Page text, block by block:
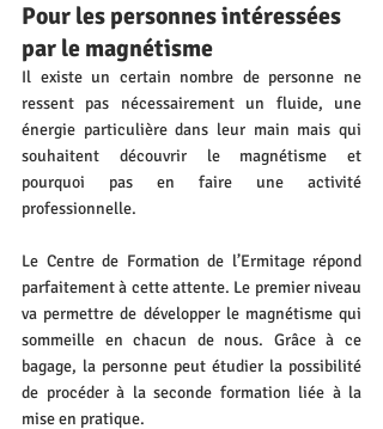
Pour les personnes intéressées
par le magnétisme
Il existe un certain nombre de personne ne
ressent pas nécessairement un fluide, une
énergie particulière dans leur main mais qui
souhaitent découvrir le magnétisme et
pourquoi pas en faire une activité
professionnelle.
Le Centre de Formation de l’Ermitage répond
parfaitement à cette attente. Le premier niveau
va permettre de développer le magnétisme qui
sommeille en chacun de nous. Grâce à ce
bagage, la personne peut étudier la possibilité
de procéder à la seconde formation liée à la
mise en pratique.